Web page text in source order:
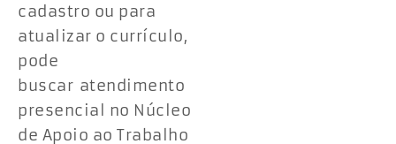
cadastro ou para
atualizar o currículo,
pode
buscar atendimento
presencial no Núcleo
de Apoio ao Trabalho